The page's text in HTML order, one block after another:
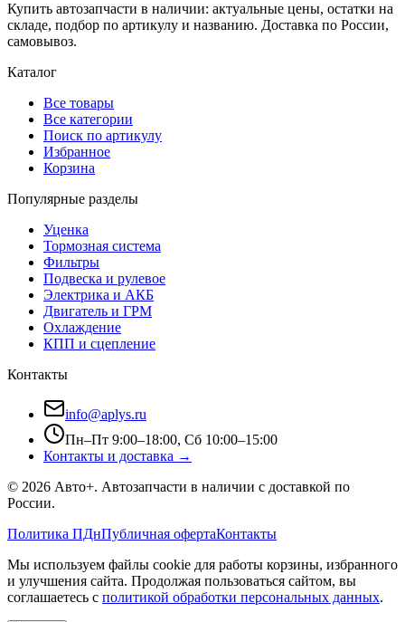
Купить автозапчасти в наличии: актуальные цены, остатки на
складе, подбор по артикулу и названию. Доставка по России,
самовывоз.
Каталог
Все товары
Все категории
Поиск по артикулу
Избранное
Корзина
Популярные разделы
Уценка
Тормозная система
Фильтры
Подвеска и рулевое
Электрика и АКБ
Двигатель и ГРМ
Охлаждение
КПП и сцепление
Контакты
info@aplys.ru
Пн–Пт 9:00–18:00, Сб 10:00–15:00
Контакты и доставка →
© 2026 Авто+. Автозапчасти в наличии с доставкой по
России.
Политика ПДнПубличная офертаКонтакты
Мы используем файлы cookie для работы корзины, избранного
и улучшения сайта. Продолжая пользоваться сайтом, вы
соглашаетесь с политикой обработки персональных данных.